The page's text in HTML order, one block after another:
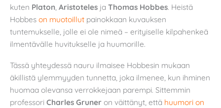
kuten Platon Aristoteles ja Thomas Hobbes. Heistä
Hobbes on muotoillut painokkaan kuvauksen
tuntemukselle, jolle ei ole nimeä – erityiselle kilpahenkeä
ilmentävälle huvitukselle ja huumorille.
Tässä yhteydessä nauru ilmaisee Hobbesin mukaan
äkillistä ylemmyyden tunnetta, joka ilmenee, kun ihminen
huomaa olevansa verrokkejaan parempi. Sittemmin
professori Charles Gruner on väittänyt, että huumori on